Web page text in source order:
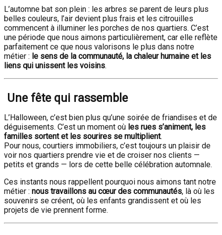
L’automne bat son plein : les arbres se parent de leurs plus
belles couleurs, l’air devient plus frais et les citrouilles
commencent à illuminer les porches de nos quartiers. C’est
une période que nous aimons particulièrement, car elle reflète
parfaitement ce que nous valorisons le plus dans notre
métier : le sens de la communauté, la chaleur humaine et les
liens qui unissent les voisins.
Une fête qui rassemble
L’Halloween, c’est bien plus qu’une soirée de friandises et de
déguisements. C’est un moment où les rues s’animent, les
familles sortent et les sourires se multiplient.
Pour nous, courtiers immobiliers, c’est toujours un plaisir de
voir nos quartiers prendre vie et de croiser nos clients —
petits et grands — lors de cette belle célébration automnale.
Ces instants nous rappellent pourquoi nous aimons tant notre
métier : nous travaillons au cœur des communautés, là où les
souvenirs se créent, où les enfants grandissent et où les
projets de vie prennent forme.